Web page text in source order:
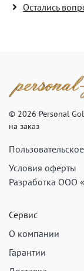
Остались
© 2026 Personal
на заказ
Условия оферты
Разработка ООО
Сервис
О компании
Гарантии